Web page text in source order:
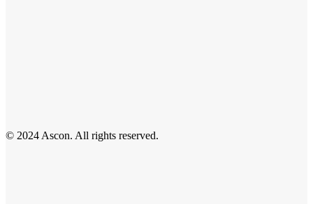
© 2024 Ascon. All rights reserved.